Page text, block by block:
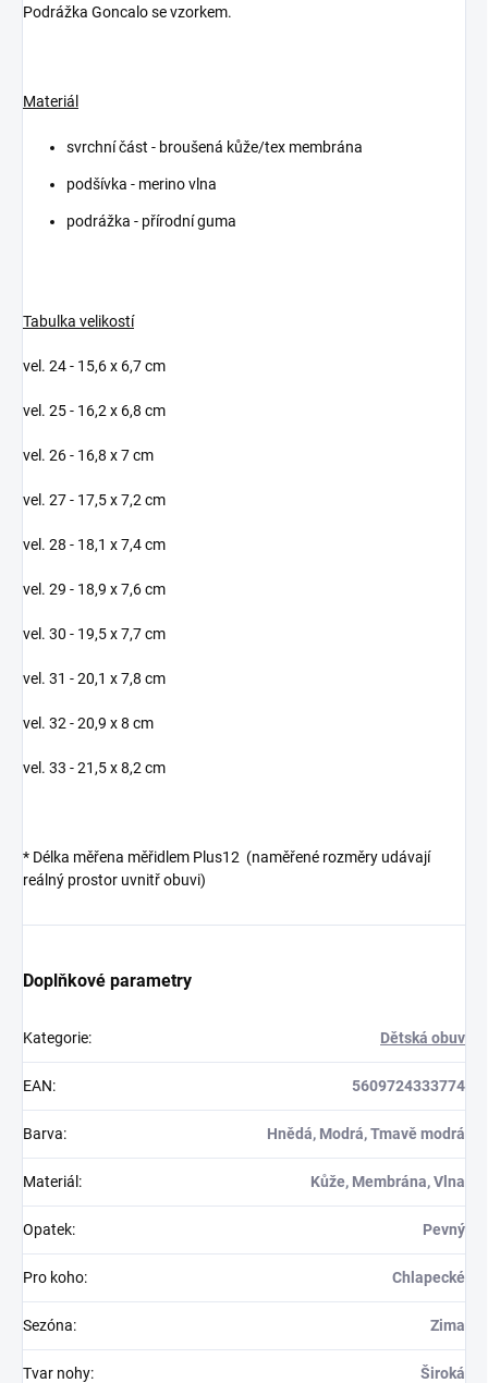
Podrážka Goncalo se vzorkem.
Materiál
svrchní část - broušená kůže/tex membrána
podšívka - merino vlna
podrážka - přírodní guma
Tabulka velikostí
vel. 24 - 15,6 x 6,7 cm
vel. 25 - 16,2 x 6,8 cm
vel. 26 - 16,8 x 7 cm
vel. 27 - 17,5 x 7,2 cm
vel. 28 - 18,1 x 7,4 cm
vel. 29 - 18,9 x 7,6 cm
vel. 30 - 19,5 x 7,7 cm
vel. 31 - 20,1 x 7,8 cm
vel. 32 - 20,9 x 8 cm
vel. 33 - 21,5 x 8,2 cm
* Délka měřena měřidlem Plus12 (naměřené rozměry udávají
reálný prostor uvnitř obuvi)
Doplňkové parametry
Kategorie: Dětská obuv
EAN: 5609724333774
Barva: Hnědá, Modrá, Tmavě modrá
Materiál : Kůže, Membrána, Vlna
Opatek: Pevný
Pro koho: Chlapecké
Sezóna: Zima
Tvar nohy: Široká